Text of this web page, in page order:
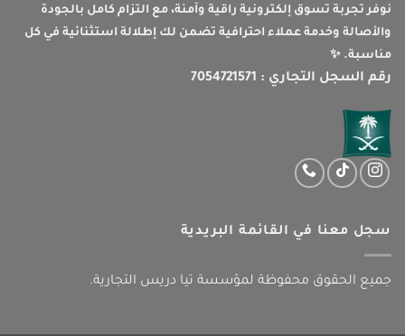
نوفر تجربة تسوق إلكترونية راقية وآمنة، مع التزام كامل بالجودة
والأصالة وخدمة عملاء احترافية تضمن لك إطلالة استثنائية في كل
مناسبة. ✨
رقم السجل التجاري : 7054721571
سجل معنا في القائمة البريدية
جميع الحقوق محفوظة لمؤسسة تيا دريس التجارية.